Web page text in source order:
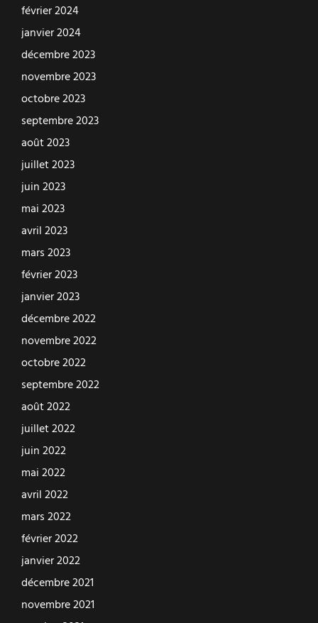
février 2024
janvier 2024
décembre 2023
novembre 2023
octobre 2023
septembre 2023
août 2023
juillet 2023
juin 2023
mai 2023
avril 2023
mars 2023
février 2023
janvier 2023
décembre 2022
novembre 2022
octobre 2022
septembre 2022
août 2022
juillet 2022
juin 2022
mai 2022
avril 2022
mars 2022
février 2022
janvier 2022
décembre 2021
novembre 2021